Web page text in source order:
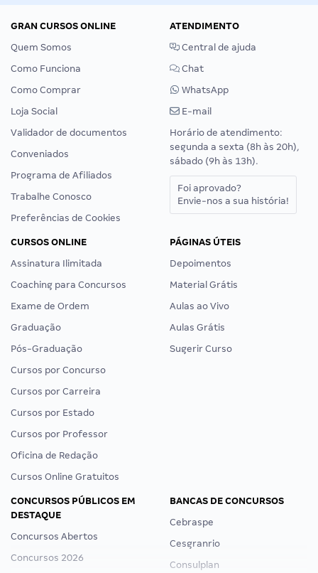
GRAN CURSOS ONLINE
Quem Somos
Como Funciona
Como Comprar
Loja Social
Validador de documentos
Conveniados
Programa de Afiliados
Trabalhe Conosco
Preferências de Cookies
ATENDIMENTO
Central de ajuda
Chat
WhatsApp
E-mail
Horário de atendimento:
segunda a sexta (8h às 20h),
sábado (9h às 13h).
Foi aprovado?
Envie-nos a sua história!
CURSOS ONLINE
Assinatura Ilimitada
Coaching para Concursos
Exame de Ordem
Graduação
Pós-Graduação
Cursos por Concurso
Cursos por Carreira
Cursos por Estado
Cursos por Professor
Oficina de Redação
Cursos Online Gratuitos
PÁGINAS ÚTEIS
Depoimentos
Material Grátis
Aulas ao Vivo
Aulas Grátis
Sugerir Curso
CONCURSOS PÚBLICOS EM
DESTAQUE
Concursos Abertos
Concursos 2026
BANCAS DE CONCURSOS
Cebraspe
Cesgranrio
Consulplan